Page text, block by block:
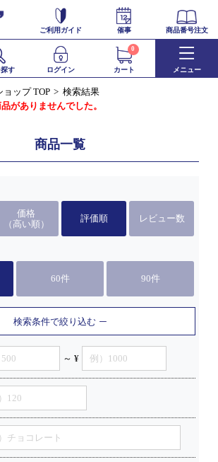
ご利用ガイド 催事 商品番号注文
す ログイン カート
0
メニュー
ップ TOP
検索結果
がありませんでした。
商品一覧
価格
（高い順）
評価順 レビュー数
60件 90件
検索条件で絞り込む
～ ¥